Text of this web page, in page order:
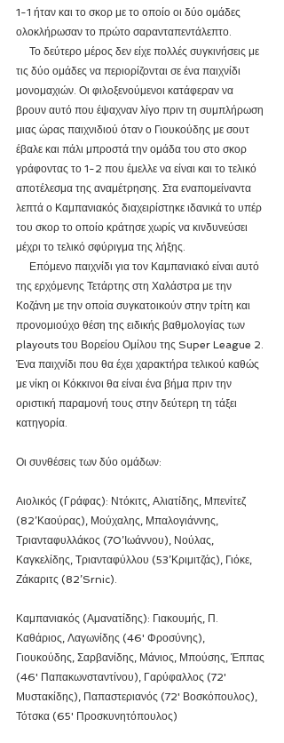
1-1 ήταν και το σκορ με το οποίο οι δύο ομάδες
ολοκλήρωσαν το πρώτο σαρανταπεντάλεπτο.
τις δύο ομάδες να περιορίζονται σε ένα παιχνίδι
μονομαχιών. Οι φιλοξενούμενοι κατάφεραν να
βρουν αυτό που έψαχναν λίγο πριν τη συμπλήρωση
μιας ώρας παιχνιδιού όταν ο Γιουκούδης με σουτ
έβαλε και πάλι μπροστά την ομάδα του στο σκορ
γράφοντας το 1-2 που έμελλε να είναι και το τελικό
αποτέλεσμα της αναμέτρησης. Στα εναπομείναντα
λεπτά ο Καμπανιακός διαχειρίστηκε ιδανικά το υπέρ
του σκορ το οποίο κράτησε χωρίς να κινδυνεύσει
μέχρι το τελικό σφύριγμα της λήξης.
της ερχόμενης Τετάρτης στη Χαλάστρα με την
Κοζάνη με την οποία συγκατοικούν στην τρίτη και
προνομιούχο θέση της ειδικής βαθμολογίας των
playouts του Βορείου Ομίλου της Super League 2.
Ένα παιχνίδι που θα έχει χαρακτήρα τελικού καθώς
με νίκη οι Κόκκινοι θα είναι ένα βήμα πριν την
οριστική παραμονή τους στην δεύτερη τη τάξει
κατηγορία.
Οι συνθέσεις των δύο ομάδων:
Αιολικός (Γράφας): Ντόκιτς, Αλιατίδης, Μπενίτεζ
(82’Καούρας), Μούχαλης, Μπαλογιάννης,
Τριανταφυλλάκος (70’Ιωάννου), Νούλας,
Καγκελίδης, Τριανταφύλλου (53’Κριμιτζάς), Γιόκε,
Ζάκαριτς (82’Srnic).
Καμπανιακός (Αμανατίδης): Γιακουμής, Π.
Καθάριος, Λαγωνίδης (46' Φροσύνης),
Γιουκούδης, Σαρβανίδης, Μάνιος, Μπούσης, Έππας
(46' Παπακωνσταντίνου), Γαρύφαλλος (72'
Μυστακίδης), Παπαστεριανός (72' Βοσκόπουλος),
Τότσκα (65' Προσκυνητόπουλος)